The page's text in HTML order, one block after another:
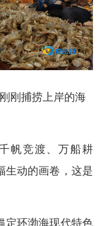
刚捕捞上岸的海
帆竞渡、万船耕
生动的画卷，这是
定环渤海现代特色